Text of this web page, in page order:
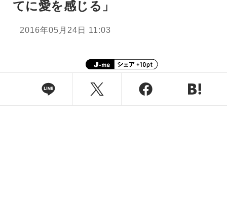
てに愛を感じる」
2016年05月24日 11:03